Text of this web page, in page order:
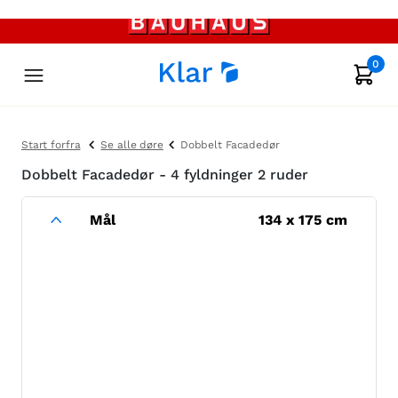
0
Start forfra Se alle døre Dobbelt Facadedør
Dobbelt Facadedør - 4 fyldninger 2 ruder
Mål 134 x 175 cm